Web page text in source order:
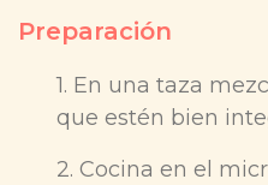
Preparación
1. En una taza
que estén bien
2. Cocina en el